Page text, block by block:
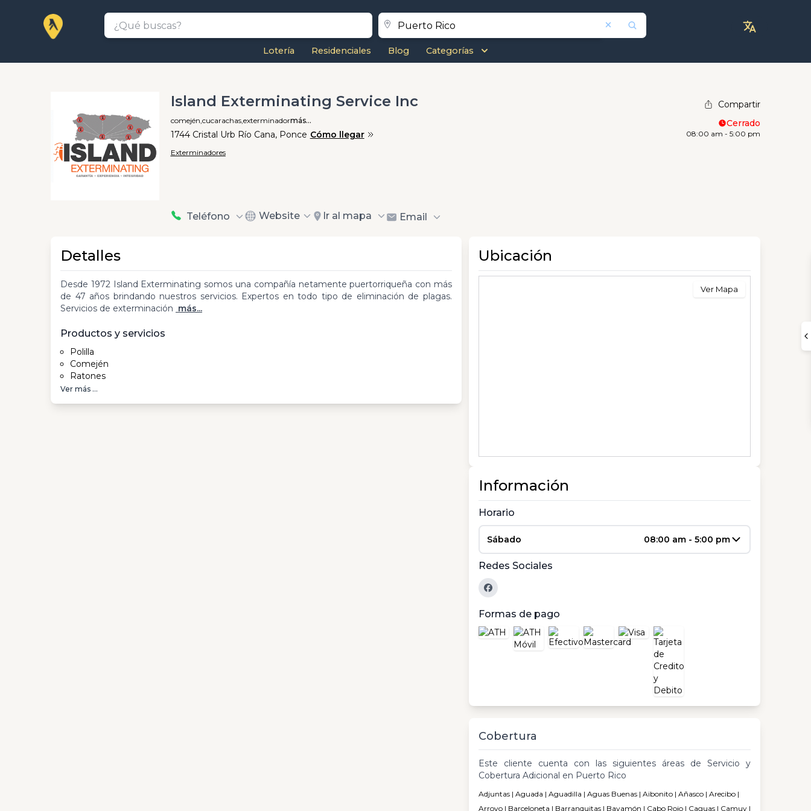
Lotería Residenciales Blog Categorías
Island Exterminating Service Inc
comején,cucarachas,exterminadormás...
1744 Cristal Urb Río Cana, Ponce Cómo llegar
Exterminadores
Teléfono Website Ir al mapa Email
Compartir
Cerrado
08:00 am - 5:00 pm
Detalles
Desde 1972 Island Exterminating somos una compañía netamente puertorriqueña con más
de 47 años brindando nuestros servicios. Expertos en todo tipo de eliminación de plagas.
Servicios de exterminación más...
Productos y servicios
Polilla
Comején
Ratones
Ver más ...
Ubicación
Ver Mapa
Información
Horario
Sábado 08:00 am - 5:00 pm
Redes Sociales
Formas de pago
Cobertura
Este cliente cuenta con las siguientes áreas de Servicio y
Cobertura Adicional en Puerto Rico
Adjuntas | Aguada | Aguadilla | Aguas Buenas | Aibonito | Añasco | Arecibo |
Arroyo | Barceloneta | Barranquitas | Bayamón | Cabo Rojo | Caguas | Camuy |